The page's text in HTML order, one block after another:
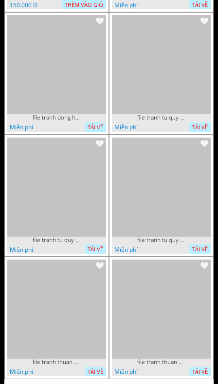
150.000 Đ
THÊM VÀO GIỎ
Miễn phí
TẢI VỀ
file tranh dong ho tai loc tet cay kim tien phuc loc tho than tai di lac 072026 70
Miễn phí
TẢI VỀ
file tranh tu quy tung hac dai bang ho rong phuong 082026 37
Miễn phí
TẢI VỀ
file tranh tu quy tung hac dai bang ho rong phuong 082026 21
Miễn phí
TẢI VỀ
file tranh tu quy tung hac dai bang ho rong phuong 082026 15
Miễn phí
TẢI VỀ
file tranh thuan buom xuoi gio phong thuy 082026 22
Miễn phí
TẢI VỀ
file tranh thuan buom xuoi gio phong thuy 082026 06
Miễn phí
TẢI VỀ